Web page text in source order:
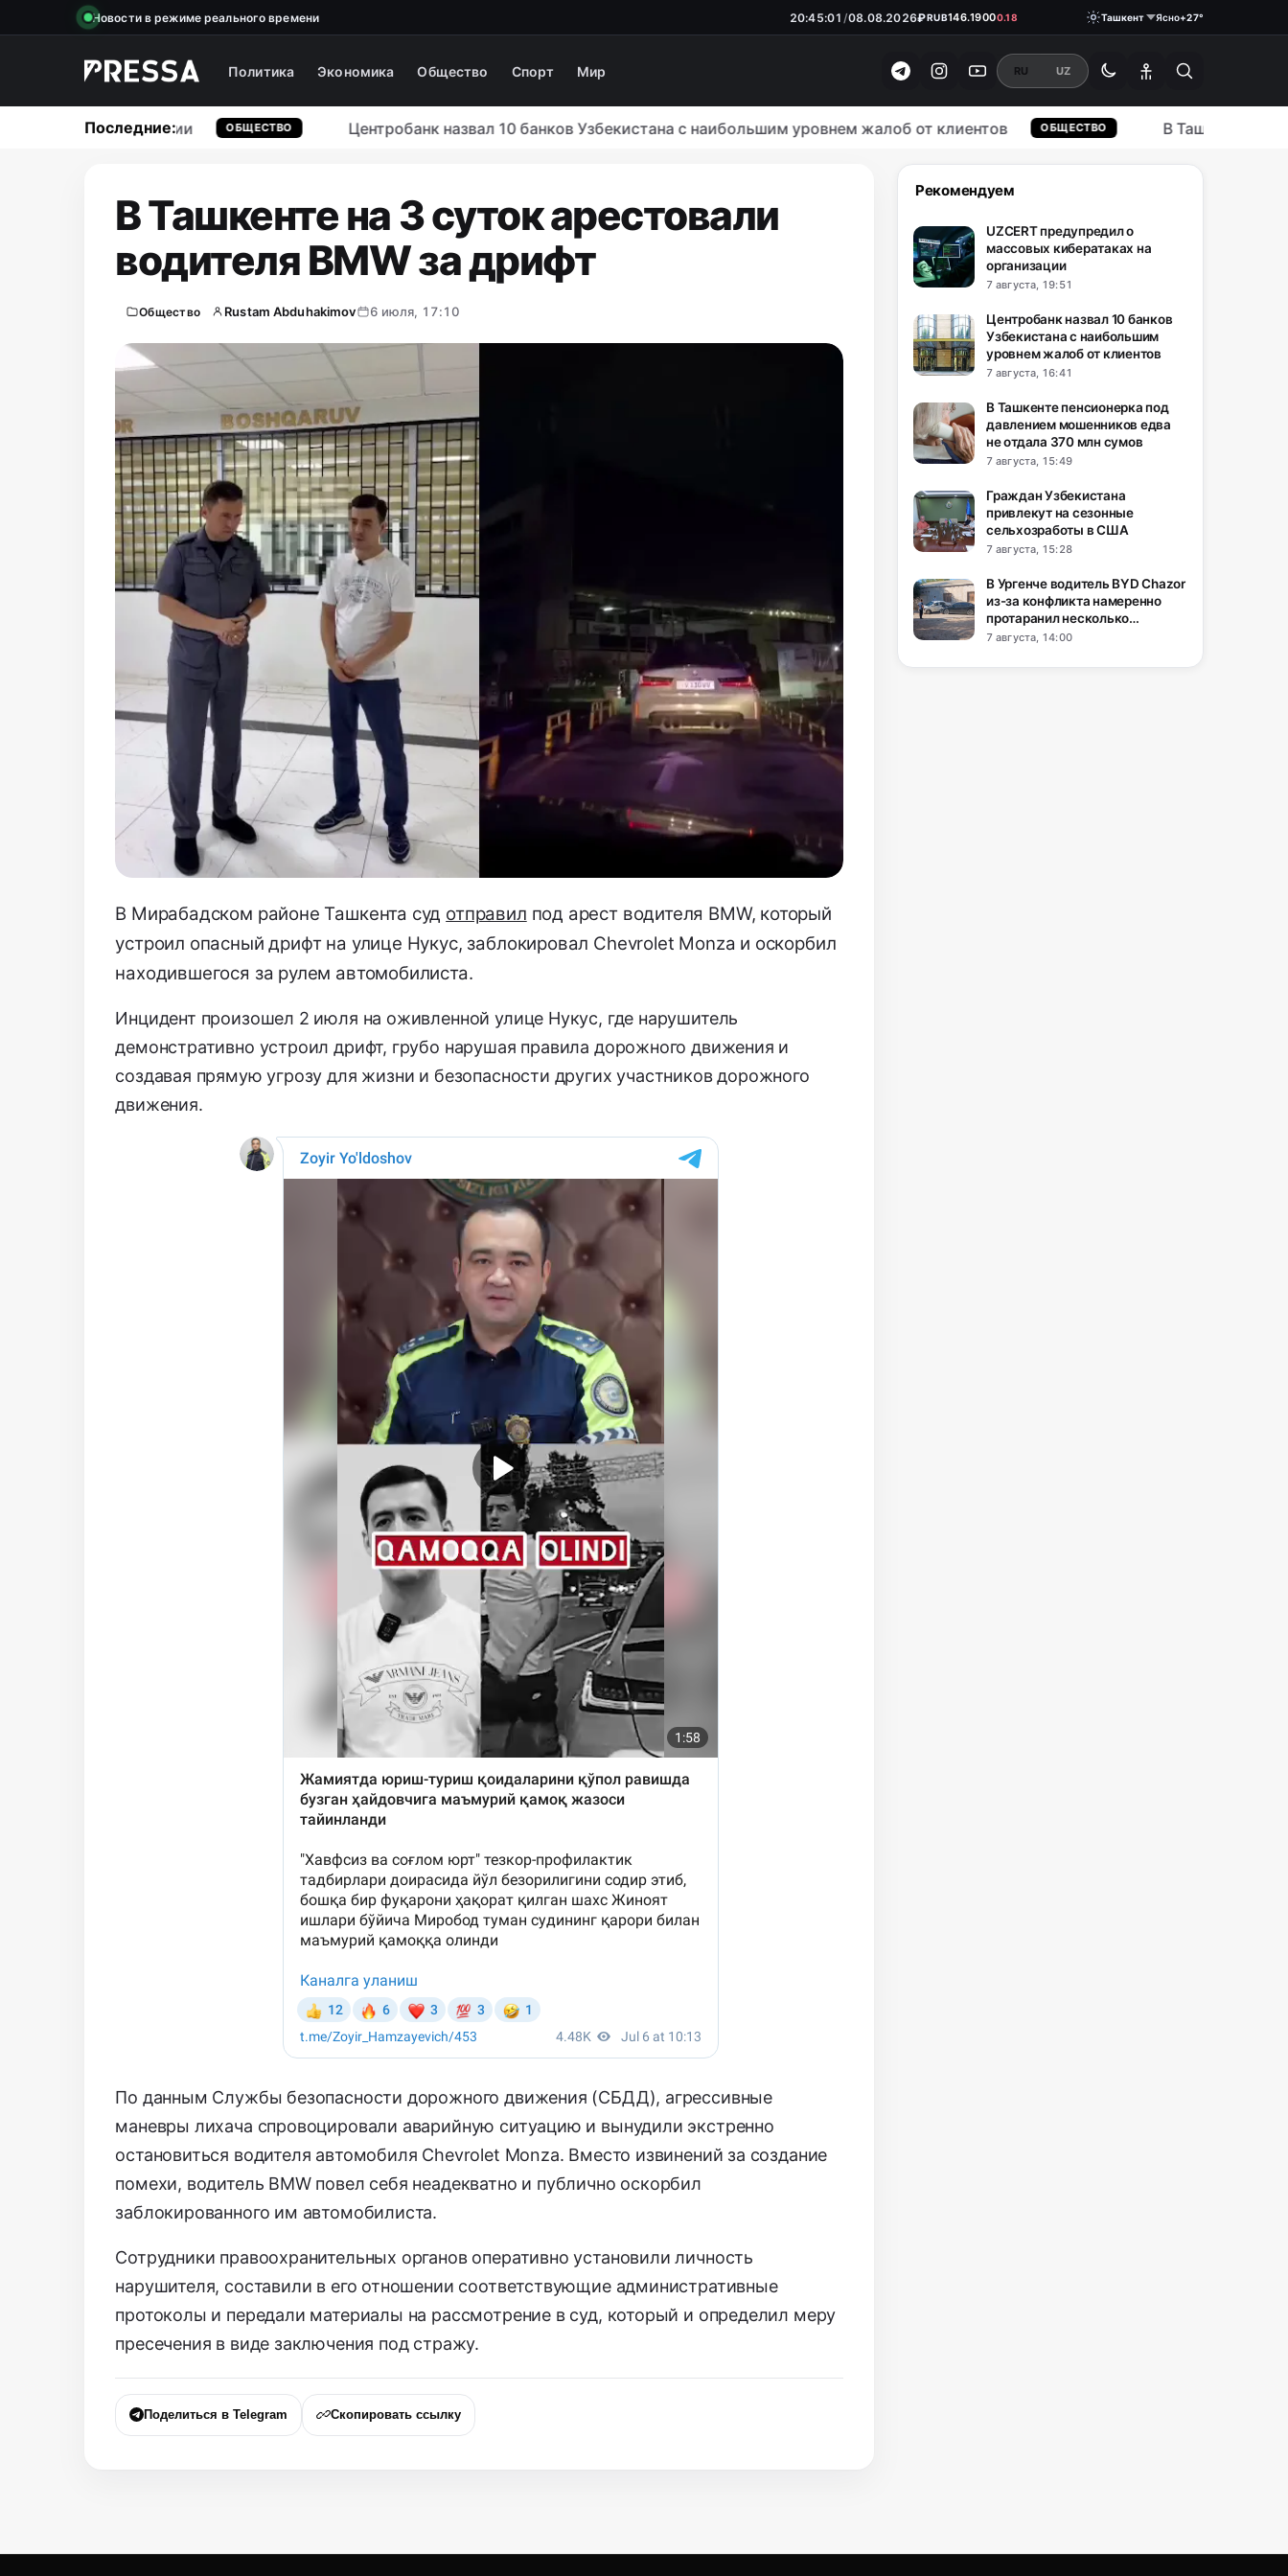
Новости в режиме реального времени 20:45:02 /08.08.2026₽RUB146.19000.18 Ташкент Ясно+27°
Политика Экономика Общество Спорт Мир RU UZ
Последние:
на организации ОБЩЕСТВО Центробанк назвал 10 банков Узбекистана с наибольшим уровнем жалоб от клиентов ОБЩЕСТВО В Ташкенте
В Ташкенте на 3 суток арестовали
водителя BMW за дрифт
Общество Rustam Abduhakimov 6 июля, 17:10
В Мирабадском районе Ташкента суд отправил под арест водителя BMW, который
устроил опасный дрифт на улице Нукус, заблокировал Chevrolet Monza и оскорбил
находившегося за рулем автомобилиста.
Инцидент произошел 2 июля на оживленной улице Нукус, где нарушитель
демонстративно устроил дрифт, грубо нарушая правила дорожного движения и
создавая прямую угрозу для жизни и безопасности других участников дорожного
движения.
По данным Службы безопасности дорожного движения (СБДД), агрессивные
маневры лихача спровоцировали аварийную ситуацию и вынудили экстренно
остановиться водителя автомобиля Chevrolet Monza. Вместо извинений за создание
помехи, водитель BMW повел себя неадекватно и публично оскорбил
заблокированного им автомобилиста.
Сотрудники правоохранительных органов оперативно установили личность
нарушителя, составили в его отношении соответствующие административные
протоколы и передали материалы на рассмотрение в суд, который и определил меру
пресечения в виде заключения под стражу.
Поделиться в Telegram Скопировать ссылку
Рекомендуем
UZCERT предупредил о
массовых кибератаках на
организации
7 августа, 19:51
Центробанк назвал 10 банков
Узбекистана с наибольшим
уровнем жалоб от клиентов
7 августа, 16:41
В Ташкенте пенсионерка под
давлением мошенников едва
не отдала 370 млн сумов
7 августа, 15:49
Граждан Узбекистана
привлекут на сезонные
сельхозработы в США
7 августа, 15:28
В Ургенче водитель BYD Chazor
из-за конфликта намеренно
протаранил несколько
автомобилей
7 августа, 14:00